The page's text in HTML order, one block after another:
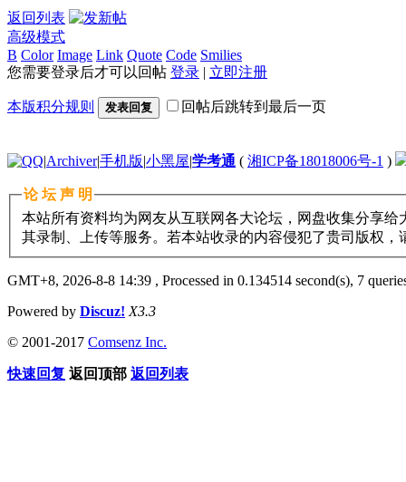
返回列表
高级模式
B Color Image Link Quote Code Smilies
您需要登录后才可以回帖 登录 | 立即注册
本版积分规则 发表回复 回帖后跳转到最后一页
|Archiver|手机版|小黑屋|学考通 ( 湘ICP备18018006号-1 )
论 坛 声 明
本站所有资料均为网友从互联网各大论坛，网盘收集分享
其录制、上传等服务。若本站收录的内容侵犯了贵司版权，
GMT+8, 2026-8-8 14:39 , Processed in 0.134514 second(s), 7
Powered by Discuz! X3.3
© 2001-2017 Comsenz Inc.
快速回复 返回顶部 返回列表